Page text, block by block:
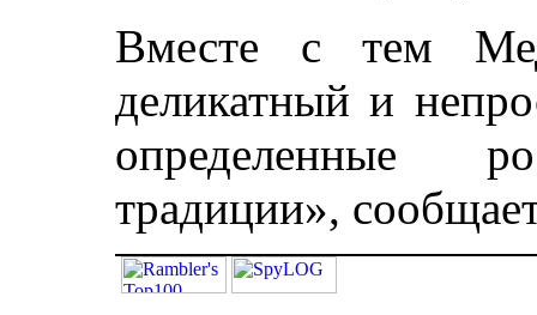
Вместе с тем
деликатный и
определенные
традиции»,